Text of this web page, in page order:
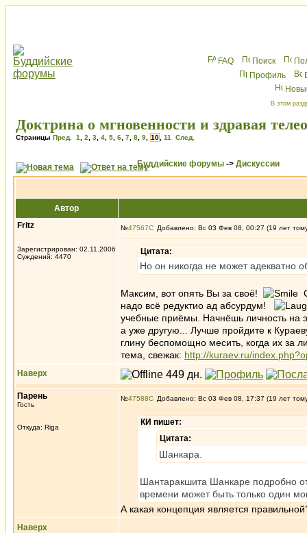
FAQ Поиск
Профиль
В этом
Доктрина о мгновенности и здравая
Страницы Пред. 1 2 3 4 5 6 7 8 9 10 11 След.
Буддийские форумы -> Дискуссии
Автор
Fritz
Зарегистрирован: 02.11.2006
Суждений: 4470
№47567 Добавлено: Вс 03 Фев 08, 00:27 (19 лет
Цитата:
Но он никогда не может адекватно
Максим, вот опять Вы за своё!
надо всё редуктио ад абсурдум!
учебные приёмы. Начнёшь личность на
а уже другую... Лучше пройдите к
глину беспомощно месить, когда их за
тема, свежак: http://kuraev.ru/
Наверх
Парень
Гость
Откуда: Riga
№47588 Добавлено: Вс 03 Фев 08, 17:37 (19 лет
КИ пишет:
Цитата:
Шанкара.
Шантаракшита Шанкаре подробно
времени может быть только один
А какая концепция является
Наверх